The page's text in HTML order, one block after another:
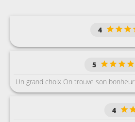
4
5
Un grand choix On trouve son bonheur
4